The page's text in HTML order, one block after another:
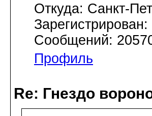
Откуда: Санкт-
Сообщений:
Профиль
Re: Гнездо